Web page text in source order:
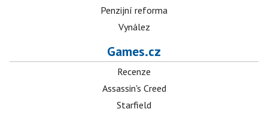
Penzijní reforma
Vynález
Games.cz
Recenze
Assassin's Creed
Starfield